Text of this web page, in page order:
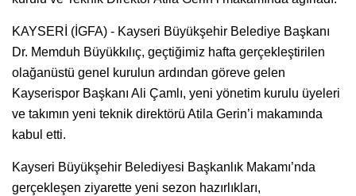
KAYSERİ (İGFA) - Kayseri Büyükşehir Belediye Başkanı
Dr. Memduh Büyükkılıç, geçtiğimiz hafta gerçekleştirilen
olağanüstü genel kurulun ardından göreve gelen
Kayserispor Başkanı Ali Çamlı, yeni yönetim kurulu üyeleri
ve takımın yeni teknik direktörü Atila Gerin’i makamında
kabul etti.
Kayseri Büyükşehir Belediyesi Başkanlık Makamı’nda
gerçekleşen ziyarette yeni sezon hazırlıkları,